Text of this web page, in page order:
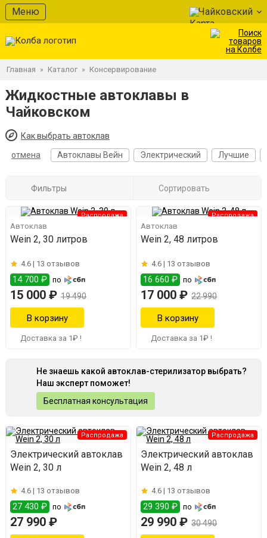
Меню Чайковский
Главная » Каталог » Консервирование
Жидкостные автоклавы в
Чайковском
Как выбрать автоклав
отмена
Автоклавы Вейн Электрический Лучшие
Фильтры Сортировать
Распродажа
Автоклав
Wein 2, 30 литров
4.6 | 13 отзывов
14 700 ₽ по
15 000 ₽ 19 490
Доставка за 1₽ !
Распродажа
Автоклав
Wein 2, 48 литров
4.6 | 13 отзывов
16 660 ₽ по
17 000 ₽ 22 990
Доставка за 1₽ !
Не знаешь какой автоклав-стерилизатор выбрать?
Наш эксперт поможет!
Бесплатная консультация
Распродажа
Электрический автоклав
Wein 2, 30 л
4.6 | 13 отзывов
27 430 ₽ по
27 990 ₽
Распродажа
Электрический автоклав
Wein 2, 48 л
4.6 | 13 отзывов
29 390 ₽ по
29 990 ₽ 30 490